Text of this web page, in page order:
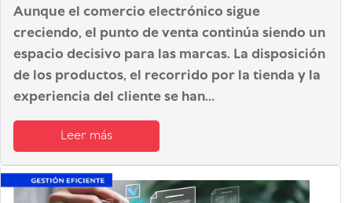
Aunque el comercio electrónico sigue
creciendo, el punto de venta continúa siendo un
espacio decisivo para las marcas. La disposición
de los productos, el recorrido por la tienda y la
experiencia del cliente se han...
Leer más